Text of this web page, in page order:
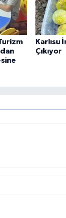
Karlısu
Çıkıyor